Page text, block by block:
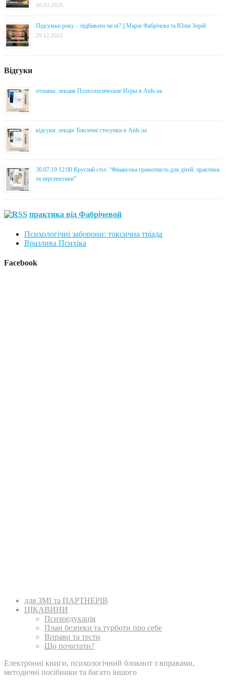
30.03.2026
Підсумки року – підбивати чи ні? || Марія Фабрічева та Юлія Зорій
29.12.2025
Відгуки
отзывы: лекция Психологические Игры в Aids.ua
відгуки: лекція Токсичні стосунки в Aids.ua
30.07.19 12:00 Круглий стіл: “Фінансова грамотність для дітей: практики
та перспективи”
практика від Фабрічевой
Психологічні заборони: токсична тріада
Вразлива Психіка
Facebook
для ЗМІ та ПАРТНЕРІВ
ЦІКАВИНИ
Психоедукація
План безпеки та турботи про себе
Вправи та тести
Що почитати?
Електронні книги, психологічний блокнот з вправами,
методичні посібники та багато іншого